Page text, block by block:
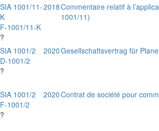
SIA 1001/11-
K
F-1001/11-K
?
2018Commentaire relatif à
1001/11)
SIA 1001/2
D-1001/2
?
2020Gesellschaftsvertrag für
SIA 1001/2
F-1001/2
?
2020Contrat de société pour